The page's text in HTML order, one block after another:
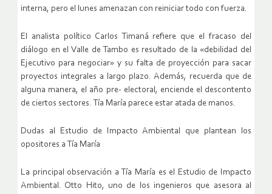
interna, pero el lunes amenazan con reiniciar todo con fuerza.
El analista político Carlos Timaná refiere que el fracaso del
diálogo en el Valle de Tambo es resultado de la «debilidad del
Ejecutivo para negociar» y su falta de proyección para sacar
proyectos integrales a largo plazo. Además, recuerda que de
alguna manera, el año pre- electoral, enciende el descontento
de ciertos sectores. Tía María parece estar atada de manos.
Dudas al Estudio de Impacto Ambiental que plantean los
opositores a Tía María
La principal observación a Tía María es el Estudio de Impacto
Ambiental. Otto Hito, uno de los ingenieros que asesora al